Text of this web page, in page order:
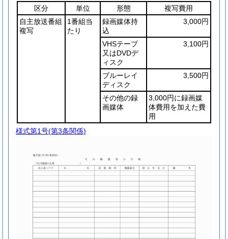
区分
単位 形態
複写費用
自主放送番組
複写
1番組当
たり
録画媒体持
込
3,000円
VHSテープ
又はDVDデ
ィスク
3,100円
ブルーレイ
ディスク
3,500円
その他の録
画媒体
3,000円に録画媒
体費用を加えた費
用
様式第1号(第3条関係)